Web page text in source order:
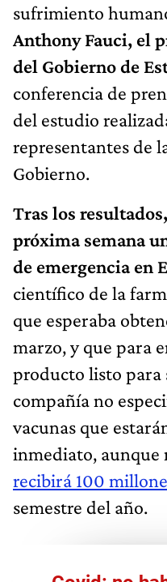
sufrimiento
Anthony Fauci, el
del Gobierno de
conferencia de
del estudio
representantes de
Gobierno.
Tras los
próxima semana
de emergencia en
científico de la
que esperaba
marzo, y que para
producto listo para
compañía no
vacunas que
inmediato, aunque
recibirá 100
semestre del año.